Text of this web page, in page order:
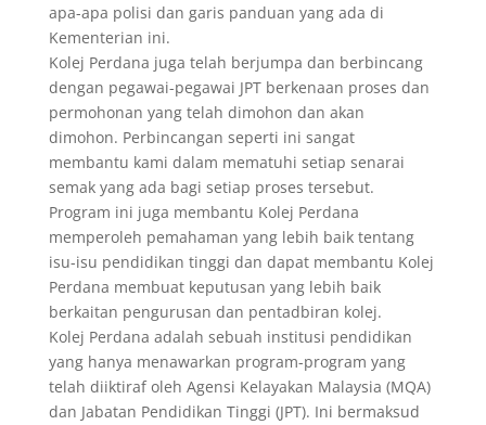
apa-apa polisi dan garis panduan yang ada di
Kementerian ini.
Kolej Perdana juga telah berjumpa dan berbincang
dengan pegawai-pegawai JPT berkenaan proses dan
permohonan yang telah dimohon dan akan
dimohon. Perbincangan seperti ini sangat
membantu kami dalam mematuhi setiap senarai
semak yang ada bagi setiap proses tersebut.
Program ini juga membantu Kolej Perdana
memperoleh pemahaman yang lebih baik tentang
isu-isu pendidikan tinggi dan dapat membantu Kolej
Perdana membuat keputusan yang lebih baik
berkaitan pengurusan dan pentadbiran kolej.
Kolej Perdana adalah sebuah institusi pendidikan
yang hanya menawarkan program-program yang
telah diiktiraf oleh Agensi Kelayakan Malaysia (MQA)
dan Jabatan Pendidikan Tinggi (JPT). Ini bermaksud